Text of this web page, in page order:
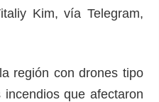
Kim, vía Telegram,
región con drones tipo
que afectaron